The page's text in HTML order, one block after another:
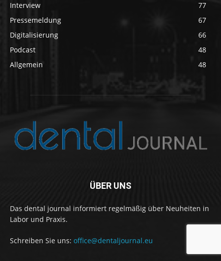
Interview
77
Pressemeldung
67
Digitalisierung
66
Podcast
48
Allgemein
48
ÜBER UNS
Das dental journal informiert regelmäßig über Neuheiten in
Labor und Praxis.
Schreiben Sie uns: office@dentaljournal.eu